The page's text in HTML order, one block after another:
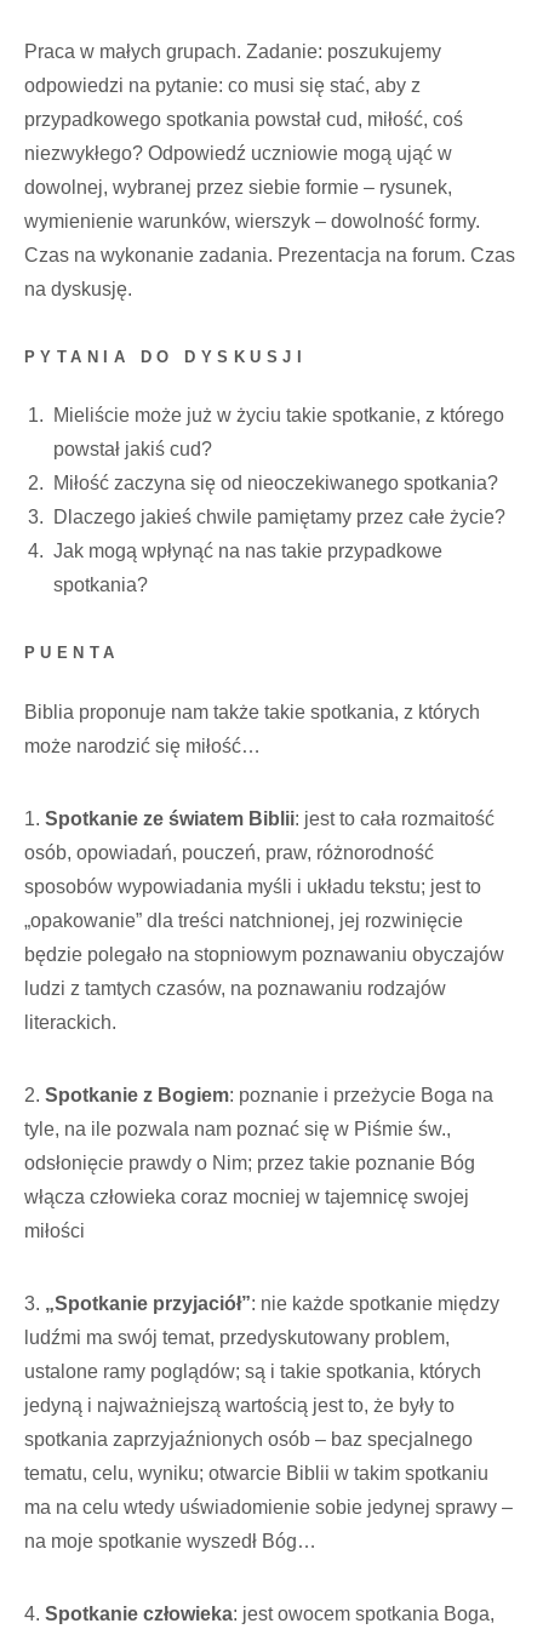
Praca w małych grupach. Zadanie: poszukujemy
odpowiedzi na pytanie: co musi się stać, aby z
przypadkowego spotkania powstał cud, miłość, coś
niezwykłego? Odpowiedź uczniowie mogą ująć w
dowolnej, wybranej przez siebie formie – rysunek,
wymienienie warunków, wierszyk – dowolność formy.
Czas na wykonanie zadania. Prezentacja na forum. Czas
na dyskusję.
PYTANIA DO DYSKUSJI
Mieliście może już w życiu takie spotkanie, z którego
powstał jakiś cud?
Miłość zaczyna się od nieoczekiwanego spotkania?
Dlaczego jakieś chwile pamiętamy przez całe życie?
Jak mogą wpłynąć na nas takie przypadkowe
spotkania?
PUENTA
Biblia proponuje nam także takie spotkania, z których
może narodzić się miłość…
1. Spotkanie ze światem Biblii: jest to cała rozmaitość
osób, opowiadań, pouczeń, praw, różnorodność
sposobów wypowiadania myśli i układu tekstu; jest to
„opakowanie” dla treści natchnionej, jej rozwinięcie
będzie polegało na stopniowym poznawaniu obyczajów
ludzi z tamtych czasów, na poznawaniu rodzajów
literackich.
2. Spotkanie z Bogiem: poznanie i przeżycie Boga na
tyle, na ile pozwala nam poznać się w Piśmie św.,
odsłonięcie prawdy o Nim; przez takie poznanie Bóg
włącza człowieka coraz mocniej w tajemnicę swojej
miłości
3. „Spotkanie przyjaciół”: nie każde spotkanie między
ludźmi ma swój temat, przedyskutowany problem,
ustalone ramy poglądów; są i takie spotkania, których
jedyną i najważniejszą wartością jest to, że były to
spotkania zaprzyjaźnionych osób – baz specjalnego
tematu, celu, wyniku; otwarcie Biblii w takim spotkaniu
ma na celu wtedy uświadomienie sobie jedynej sprawy –
na moje spotkanie wyszedł Bóg…
4. Spotkanie człowieka: jest owocem spotkania Boga,